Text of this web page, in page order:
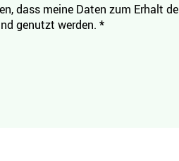
dass meine Daten zum Erhalt
genutzt werden. *